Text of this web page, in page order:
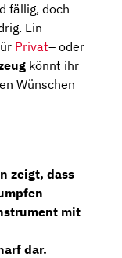
fällig, doch
Ein
Privat– oder
könnt ihr
Wünschen
zeigt, dass
mit
dar.